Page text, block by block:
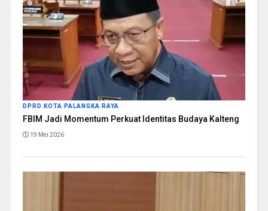
DPRD KOTA PALANGKA RAYA
FBIM Jadi Momentum Perkuat Identitas Budaya Kalteng
19 Mei 2026